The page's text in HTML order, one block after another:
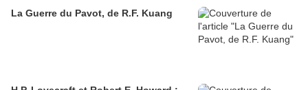
La Guerre du Pavot, de R.F. Kuang